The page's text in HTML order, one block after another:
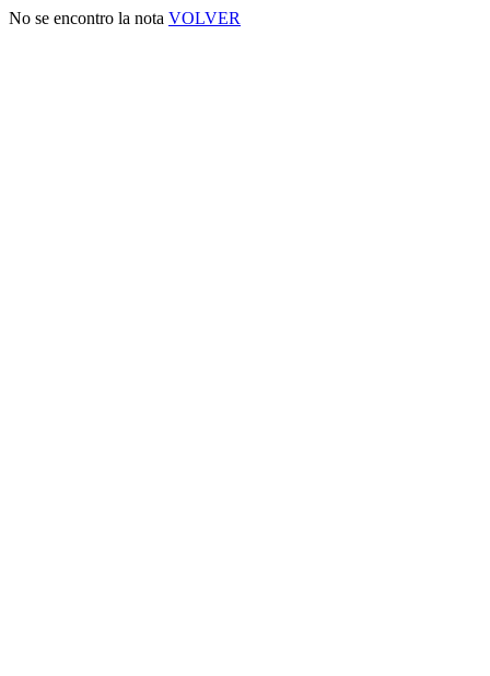
No se encontro la nota VOLVER